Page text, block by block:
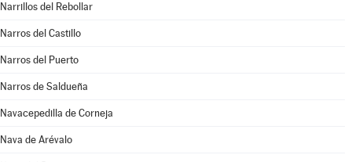
Narrillos del Rebollar
Narros del Castillo
Narros del Puerto
Narros de Saldueña
Navacepedilla de Corneja
Nava de Arévalo